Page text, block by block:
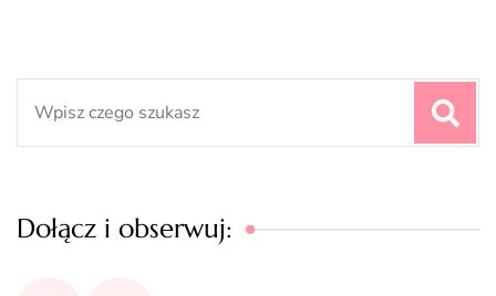
Dołącz i obserwuj: